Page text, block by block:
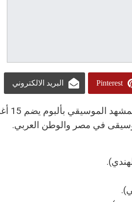
Pinterest البريد الالكتروني
ألبومه الغنائي الجديد بعنوان
في مصر والوطن العربي.